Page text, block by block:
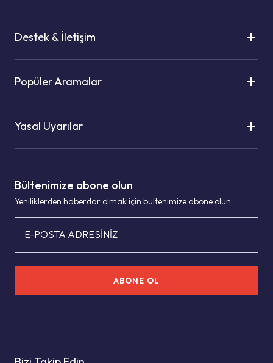
Bültenimize abone olun
Yeniliklerden haberdar olmak için bültenimize abone olun.
E-POSTA ADRESİNİZ
ABONE OL
Destek & İletişim
Popüler Aramalar
Yasal Uyarılar